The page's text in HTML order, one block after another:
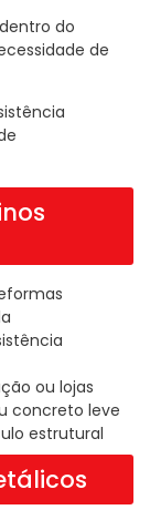
do
de
ou lojas
concreto leve
estrutural